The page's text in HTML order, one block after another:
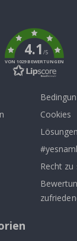
4.1/5
VON 1029 BEWERTUNGEN
Cookies
Recht